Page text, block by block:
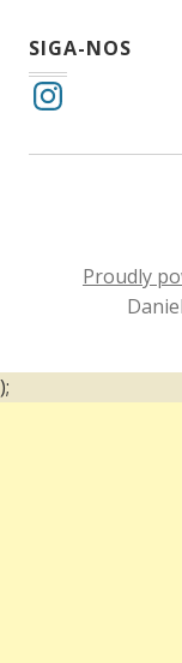
SIGA-NOS
Instagram
Proudly
);